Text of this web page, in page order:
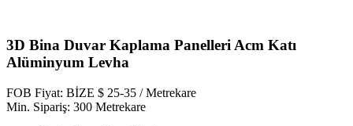
3D Bina Duvar Kaplama Panelleri Acm Katı
Alüminyum Levha
FOB Fiyat: BİZE $ 25-35 / Metrekare
Min. Sipariş: 300 Metrekare